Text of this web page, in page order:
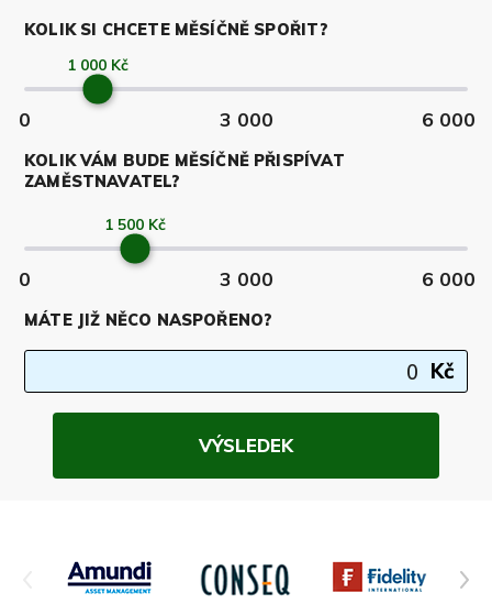
KOLIK SI CHCETE MĚSÍČNĚ SPOŘIT?
0 3 000 6 000
KOLIK VÁM BUDE MĚSÍČNĚ PŘISPÍVAT
ZAMĚSTNAVATEL?
0 3 000 6 000
MÁTE JIŽ NĚCO NASPOŘENO?